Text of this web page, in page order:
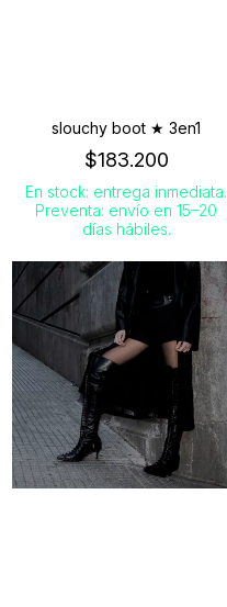
slouchy boot ★ 3en1
$183.200
En stock: entrega inmediata.
Preventa: envío en 15–20
días hábiles.